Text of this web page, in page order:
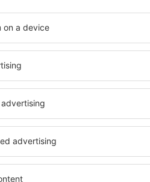
by Marriott Neptune at
2026, 2 notti
hotel in Little Silver
Little Silver